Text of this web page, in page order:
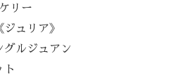
リー
ュリア》
ルジュアン